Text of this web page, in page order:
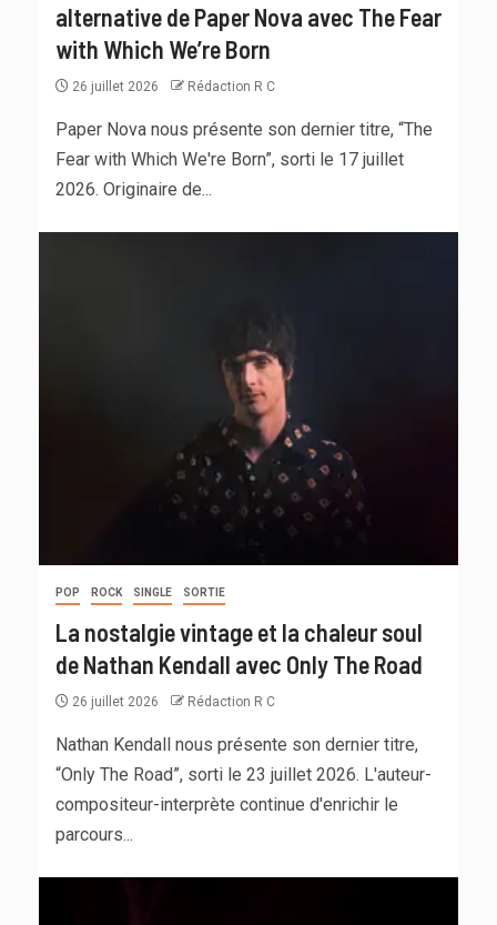
alternative de Paper Nova avec The Fear
with Which We’re Born
26 juillet 2026 Rédaction R C
Paper Nova nous présente son dernier titre, “The
Fear with Which We're Born”, sorti le 17 juillet
2026. Originaire de...
POP ROCK SINGLE SORTIE
La nostalgie vintage et la chaleur soul
de Nathan Kendall avec Only The Road
26 juillet 2026 Rédaction R C
Nathan Kendall nous présente son dernier titre,
“Only The Road”, sorti le 23 juillet 2026. L'auteur-
compositeur-interprète continue d'enrichir le
parcours...